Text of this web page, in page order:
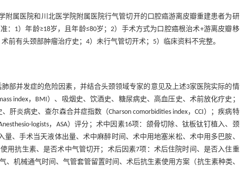
属医院和川北医学院附属医院行气管切开的口腔癌游离皮瓣重建患者为研
：1）年龄≥18岁，且年龄≤80岁；2）手术方式为口腔癌根治术+游离皮瓣移
前有头颈部肿瘤治疗史；4）未行气管切开术；5）临床资料不完整。
部并发症的危险因素，并结合头颈领域专家的意见及上述3家医院实际的情
index，BMI）、吸烟史、饮酒史、糖尿病史、高血压史、术前放化疗史；
炎病史、查尔森合并症指数（Charson comorbidities index，CCI）；疾病特
logists，ASA）评分；术中因素16项：颌骨切除、钛板钛钉植入、颈
、手术当天液体出量、术中麻醉时间、术中用地塞米松、术中用多巴胺、
用抗生素、是否术中气管切开；术后因素7项：术后住院时间、是否入住重
、机械通气时间、气管套管留置时间、术后抗生素使用方案（抗生素种类、